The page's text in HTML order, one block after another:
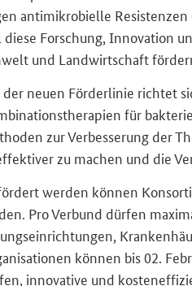
an­ti­mi­kro­biel­le
For­schung, In­no­va­ti­on
und Land­wirt­schaft
neuen För­der­li­nie rich­tet
für
zur Ver­bes­se­rung der
zu ma­chen und die
wer­den kön­nen
Pro Ver­bund dür­fen
kön­nen bis 02.
in­no­va­ti­ve und